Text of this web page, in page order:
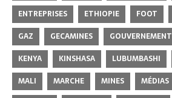
ENTREPRISES
ETHIOPIE FOOT
GAZ
GECAMINES GOUVERNEMENT
KENYA
KINSHASA LUBUMBASHI
MALI
MARCHE MINES MÉDIAS